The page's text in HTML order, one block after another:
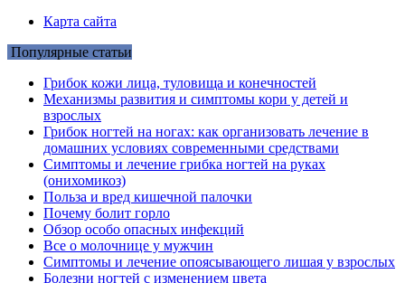
Карта сайта
Популярные статьи
Грибок кожи лица, туловища и конечностей
Механизмы развития и симптомы кори у детей и
взрослых
Грибок ногтей на ногах: как организовать лечение в
домашних условиях современными средствами
Симптомы и лечение грибка ногтей на руках
(онихомикоз)
Польза и вред кишечной палочки
Почему болит горло
Обзор особо опасных инфекций
Все о молочнице у мужчин
Симптомы и лечение опоясывающего лишая у взрослых
Болезни ногтей с изменением цвета